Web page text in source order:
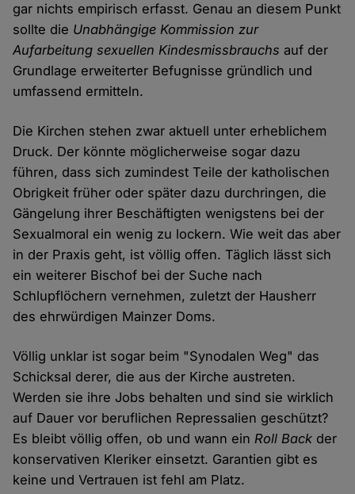
gar nichts empirisch erfasst. Genau an diesem Punkt
sollte die Unabhängige Kommission zur
Aufarbeitung sexuellen Kindesmissbrauchs auf der
Grundlage erweiterter Befugnisse gründlich und
umfassend ermitteln.
Die Kirchen stehen zwar aktuell unter erheblichem
Druck. Der könnte möglicherweise sogar dazu
führen, dass sich zumindest Teile der katholischen
Obrigkeit früher oder später dazu durchringen, die
Gängelung ihrer Beschäftigten wenigstens bei der
Sexualmoral ein wenig zu lockern. Wie weit das aber
in der Praxis geht, ist völlig offen. Täglich lässt sich
ein weiterer Bischof bei der Suche nach
Schlupflöchern vernehmen, zuletzt der Hausherr
des ehrwürdigen Mainzer Doms.
Völlig unklar ist sogar beim "Synodalen Weg" das
Schicksal derer, die aus der Kirche austreten.
Werden sie ihre Jobs behalten und sind sie wirklich
auf Dauer vor beruflichen Repressalien geschützt?
Es bleibt völlig offen, ob und wann einRoll Back der
konservativen Kleriker einsetzt. Garantien gibt es
keine und Vertrauen ist fehl am Platz.